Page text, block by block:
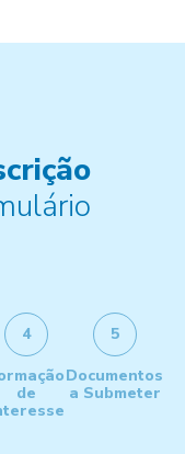
4
de
5
Documentos
a Submeter